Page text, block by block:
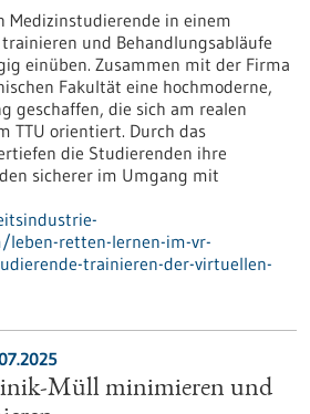
Medizinstudierende in einem
und Behandlungsabläufe
einüben. Zusammen mit der Firma
Fakultät eine hochmoderne,
geschaffen, die sich am realen
TTU orientiert. Durch das
die Studierenden ihre
sicherer im Umgang mit
retten-lernen-im-vr-
trainieren-der-virtuellen-
Müll minimieren und